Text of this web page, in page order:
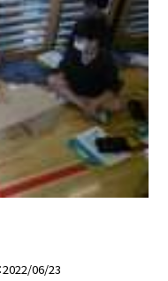
2022/06/23